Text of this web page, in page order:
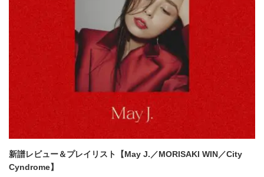
新譜レビュー＆プレイリスト【May J.／MORISAKI WIN／City
Cyndrome】